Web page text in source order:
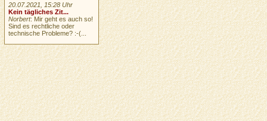
20.07.2021, 15:28 Uhr
Kein tägliches Zit...
Norbert: Mir geht es auch so!
Sind es rechtliche oder
technische Probleme? :-(...